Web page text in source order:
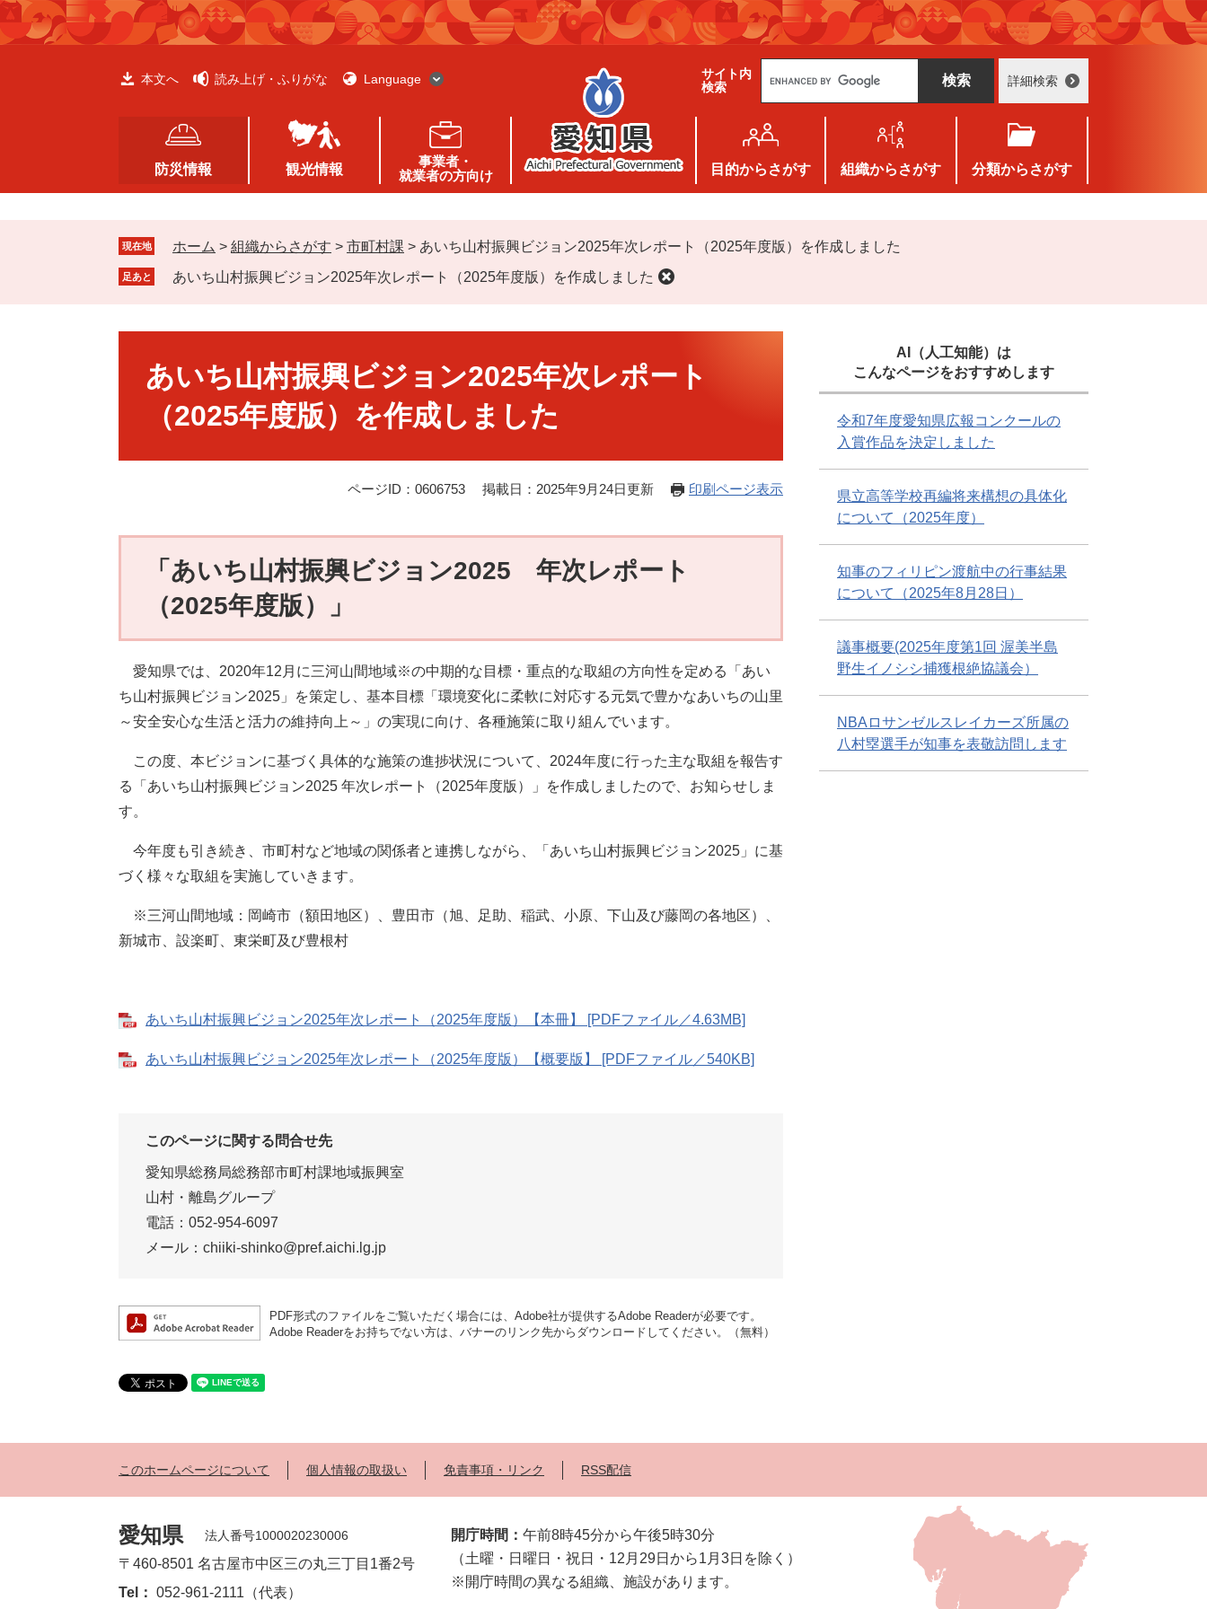
ペ
ー
メ
ニ
本文へ 読み上げ・ふりがな Language
サイト内
検索
g
e
カ
タ
ム
検
詳細検索
防災情報 観光情報
事業者・
就業者の方向け
目的からさがす 組織からさがす 分類からさがす
現在地 ホーム > 組織からさがす > 市町村課 > あいち山村振興ビジョン2025年次レポート（2025年度版）を作成しました
足あと あいち山村振興ビジョン2025年次レポート（2025年度版）を作成しました
あいち山村振興ビジョン2025年次レポート
（2025年度版）を作成しました
ページID：0606753 掲載日：2025年9月24日更新 印刷ページ表示
「あいち山村振興ビジョン2025 年次レポート
（2025年度版）」
愛知県では、2020年12月に三河山間地域※の中期的な目標・重点的な取組の方向性を定める「あい
ち山村振興ビジョン2025」を策定し、基本目標「環境変化に柔軟に対応する元気で豊かなあいちの山里
～安全安心な生活と活力の維持向上～」の実現に向け、各種施策に取り組んでいます。
この度、本ビジョンに基づく具体的な施策の進捗状況について、2024年度に行った主な取組を報告す
る「あいち山村振興ビジョン2025 年次レポート（2025年度版）」を作成しましたので、お知らせしま
す。
今年度も引き続き、市町村など地域の関係者と連携しながら、「あいち山村振興ビジョン2025」に基
づく様々な取組を実施していきます。
※三河山間地域：岡崎市（額田地区）、豊田市（旭、足助、稲武、小原、下山及び藤岡の各地区）、
新城市、設楽町、東栄町及び豊根村
あいち山村振興ビジョン2025年次レポート（2025年度版）【本冊】 [PDFファイル／4.63MB]
あいち山村振興ビジョン2025年次レポート（2025年度版）【概要版】 [PDFファイル／540KB]
このページに関する問合せ先
愛知県総務局総務部市町村課地域振興室
山村・離島グループ
電話：052-954-6097
メール：chiiki-shinko@pref.aichi.lg.jp
PDF形式のファイルをご覧いただく場合には、Adobe社が提供するAdobe Readerが必要です。
Adobe Readerをお持ちでない方は、バナーのリンク先からダウンロードしてください。（無料）
AI（人工知能）は
こんなページをおすすめします
令和7年度愛知県広報コンクールの
入賞作品を決定しました
県立高等学校再編将来構想の具体化
について（2025年度）
知事のフィリピン渡航中の行事結果
について（2025年8月28日）
議事概要(2025年度第1回 渥美半島
野生イノシシ捕獲根絶協議会）
NBAロサンゼルスレイカーズ所属の
八村塁選手が知事を表敬訪問します
このホームページについて 個人情報の取扱い 免責事項・リンク RSS配信
愛知県 法人番号1000020230006
〒460-8501 名古屋市中区三の丸三丁目1番2号
Tel： 052-961-2111（代表）
開庁時間： 午前8時45分から午後5時30分
（土曜・日曜日・祝日・12月29日から1月3日を除く）
※開庁時間の異なる組織、施設があります。